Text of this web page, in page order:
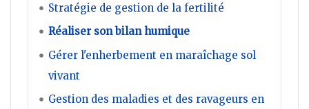
Stratégie de gestion de la fertilité
Réaliser son bilan humique
Gérer l'enherbement en maraîchage sol
vivant
Gestion des maladies et des ravageurs en